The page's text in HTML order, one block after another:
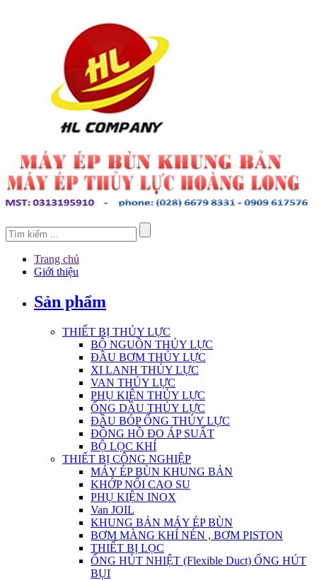
Trang chủ
Giới thiệu
Sản phẩm
THIẾT BỊ THỦY LỰC
BỘ NGUỒN THỦY LỰC
ĐẦU BƠM THỦY LỰC
XI LANH THỦY LỰC
VAN THỦY LỰC
PHỤ KIỆN THỦY LỰC
ỐNG DẦU THỦY LỰC
ĐẦU BÓP ỐNG THỦY LỰC
ĐỒNG HỒ ĐO ÁP SUẤT
BỘ LỌC KHÍ
THIẾT BỊ CÔNG NGHIỆP
MÁY ÉP BÙN KHUNG BẢN
KHỚP NỐI CAO SU
PHỤ KIỆN INOX
Van JOIL
KHUNG BẢN MÁY ÉP BÙN
BƠM MÀNG KHÍ NÉN , BƠM PISTON
THIẾT BỊ LỌC
ỐNG HÚT NHIỆT (Flexible Duct) ỐNG HÚT
BỤI